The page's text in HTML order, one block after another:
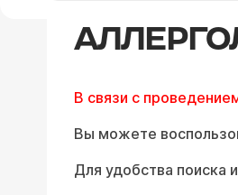
В связи с
Вы можете
Для удобства поиска